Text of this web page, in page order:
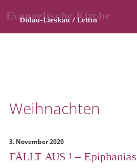
Weihnachten
3. November 2020
FÄLLT AUS ! –